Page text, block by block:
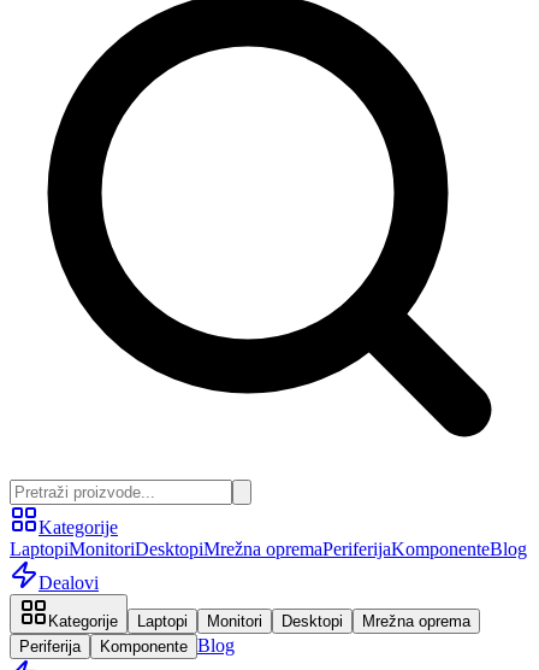
Kategorije
LaptopiMonitoriDesktopiMrežna opremaPeriferijaKomponenteBlog
Dealovi
Kategorije Laptopi Monitori Desktopi
Mrežna oprema
Periferija
Komponente Blog